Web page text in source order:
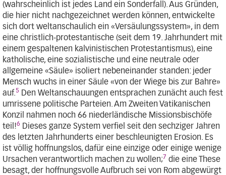
(wahrscheinlich ist jedes Land ein Sonderfall). Aus Gründen,
die hier nicht nachgezeichnet werden können, entwickelte
sich dort weltanschaulich ein «Versäulungssystem», in dem
eine christlich-protestantische (seit dem 19. Jahrhundert mit
einem gespaltenen kalvinistischen Protestantismus), eine
katholische, eine sozialistische und eine neutrale oder
allgemeine «Säule» isoliert nebeneinander standen: jeder
Mensch wuchs in einer Säule «von der Wiege bis zur Bahre»
auf.5
Den Weltanschauungen entsprachen zunächt auch fest
umrissene politische Parteien. Am Zweiten Vatikanischen
Konzil nahmen noch 66 niederländische Missionsbischöfe
teil!6
Dieses ganze System verfiel seit den sechziger Jahren
des letzten Jahrhunderts einer beschleunigten Erosion. Es
ist völlig hoffnungslos, dafür eine einzige oder einige wenige
Ursachen verantwortlich machen zu wollen;7 die eine These
besagt, der hoffnungsvolle Aufbruch sei von Rom abgewürgt